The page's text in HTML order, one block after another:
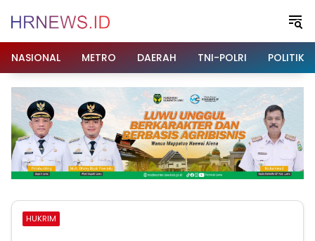
NASIONAL
METRO DAERAH TNI-POLRI POLITIK
HUKRIM